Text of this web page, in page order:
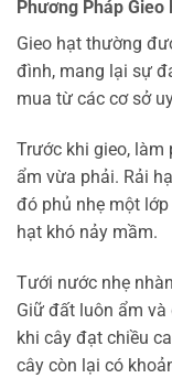
Phương Pháp Gieo
Gieo hạt thường
đình, mang lại sự
mua từ các cơ sở
Trước khi gieo,
ẩm vừa phải. Rải
đó phủ nhẹ một
hạt khó nảy mầm.
Tưới nước nhẹ
Giữ đất luôn ẩm
khi cây đạt chiều
cây còn lại có